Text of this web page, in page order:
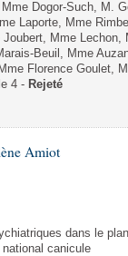
Dogor-Such, M.
Laporte, Mme
Mme
Beuil, Mme
Florence Goulet,
4 - Rejeté
Amiot
dans le
canicule